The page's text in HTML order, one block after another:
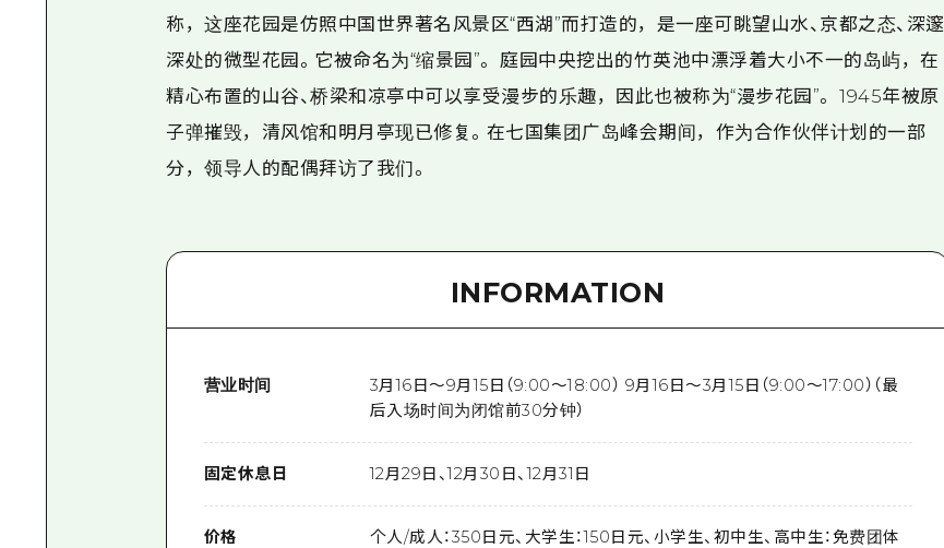
称，这座花园是仿照中国世界著名风景区“西湖”而打造的，是一座可眺望山水、京都之态、深邃
深处的微型花园。它被命名为“缩景园”。 庭园中央挖出的竹英池中漂浮着大小不一的岛屿，在
精心布置的山谷、桥梁和凉亭中可以享受漫步的乐趣，因此也被称为“漫步花园”。 1945年被原
子弹摧毁，清风馆和明月亭现已修复。在七国集团广岛峰会期间，作为合作伙伴计划的一部
分，领导人的配偶拜访了我们。
INFORMATION
营业时间
3月16日～9月15日（9:00～18:00） 9月16日～3月15日（9:00～17:00）（最
后入场时间为闭馆前30分钟）
固定休息日 12月29日、12月30日、12月31日
价格
个人/成人：350日元、大学生：150日元、小学生、初中生、高中生：免费团体